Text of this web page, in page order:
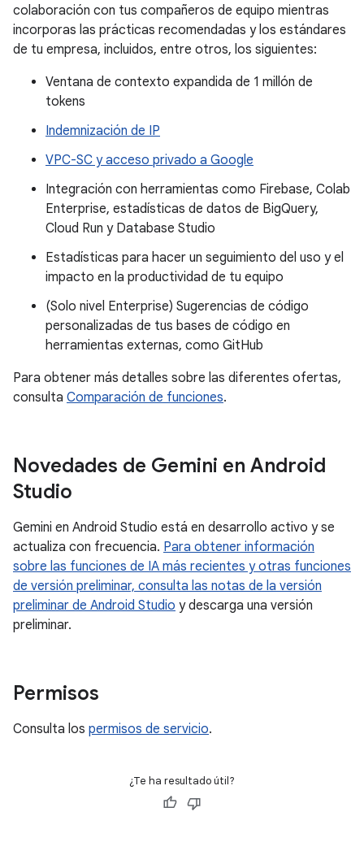
colaboración con tus compañeros de equipo mientras
incorporas las prácticas recomendadas y los estándares
de tu empresa, incluidos, entre otros, los siguientes:
Ventana de contexto expandida de 1 millón de
tokens
Indemnización de IP
VPC-SC y acceso privado a Google
Integración con herramientas como Firebase, Colab
Enterprise, estadísticas de datos de BigQuery,
Cloud Run y Database Studio
Estadísticas para hacer un seguimiento del uso y el
impacto en la productividad de tu equipo
(Solo nivel Enterprise) Sugerencias de código
personalizadas de tus bases de código en
herramientas externas, como GitHub
Para obtener más detalles sobre las diferentes ofertas,
consulta Comparación de funciones.
Novedades de Gemini en Android
Studio
Gemini en Android Studio está en desarrollo activo y se
actualiza con frecuencia. Para obtener información
sobre las funciones de IA más recientes y otras funciones
de versión preliminar, consulta las notas de la versión
preliminar de Android Studio y descarga una versión
preliminar.
Permisos
Consulta los permisos de servicio.
¿Te ha resultado útil?